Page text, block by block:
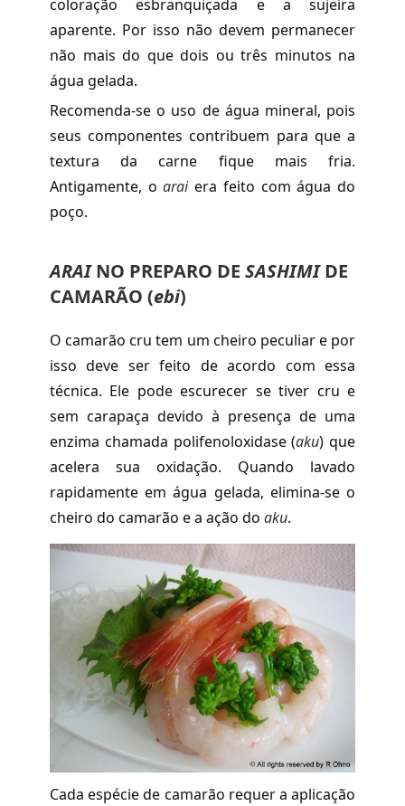
coloração esbranquiçada e a sujeira
aparente. Por isso não devem permanecer
não mais do que dois ou três minutos na
água gelada.
Recomenda-se o uso de água mineral, pois
seus componentes contribuem para que a
textura da carne fique mais fria.
Antigamente, oaraiera feito com água do
poço.
ARAINO PREPARO DE SASHIMIDE
CAMARÃO (ebi)
O camarão cru tem um cheiro peculiar e por
isso deve ser feito de acordo com essa
técnica. Ele pode escurecer se tiver cru e
sem carapaça devido à presença de uma
enzima chamada polifenoloxidase (aku) que
acelera sua oxidação. Quando lavado
rapidamente em água gelada, elimina-se o
cheiro do camarão e a ação do aku.
Cada espécie de camarão requer a aplicação